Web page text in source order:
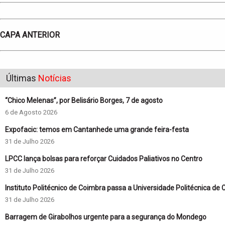
CAPA ANTERIOR
Últimas Notícias
“Chico Melenas”, por Belisário Borges, 7 de agosto
6 de Agosto 2026
Expofacic: temos em Cantanhede uma grande feira-festa
31 de Julho 2026
LPCC lança bolsas para reforçar Cuidados Paliativos no Centro
31 de Julho 2026
Instituto Politécnico de Coimbra passa a Universidade Politécnica de
31 de Julho 2026
Barragem de Girabolhos urgente para a segurança do Mondego